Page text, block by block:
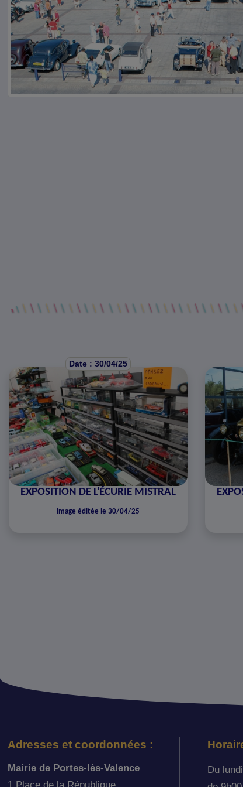
Date : 30/04/25
EXPOSITION DE L'ÉCURIE MISTRAL
Image éditée le 30/04/25
Adresses et coordonnées :
Mairie de Portes-lès-Valence
1 Place de la République
Du